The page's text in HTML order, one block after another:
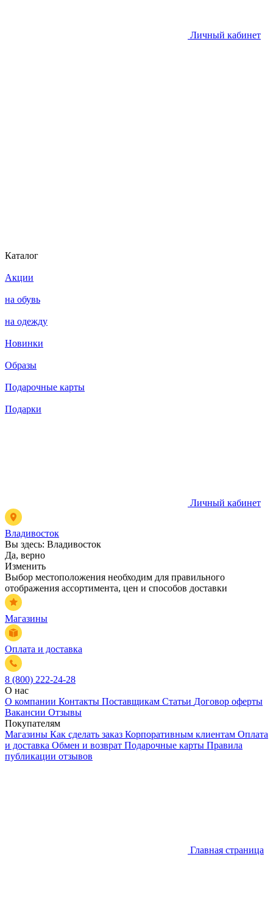
Личный кабинет
Каталог
Акции
на обувь
на одежду
Новинки
Образы
Подарочные карты
Подарки
Личный кабинет
Владивосток
Вы здесь: Владивосток
Да, верно
Изменить
Выбор местоположения необходим для правильного
отображения ассортимента, цен и способов доставки
Магазины
Оплата и доставка
8 (800) 222-24-28
О нас
О компании Контакты Поставщикам Статьи Договор оферты
Вакансии Отзывы
Покупателям
Магазины Как сделать заказ Корпоративным клиентам Оплата
и доставка Обмен и возврат Подарочные карты Правила
публикации отзывов
Главная страница